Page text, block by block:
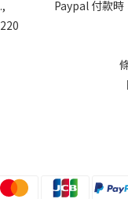
Paypal 付款